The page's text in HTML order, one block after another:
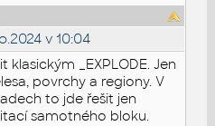
v 10:04
_EXPLODE. Jen
povrchy a regiony. V
to jde řešit jen
samotného bloku.